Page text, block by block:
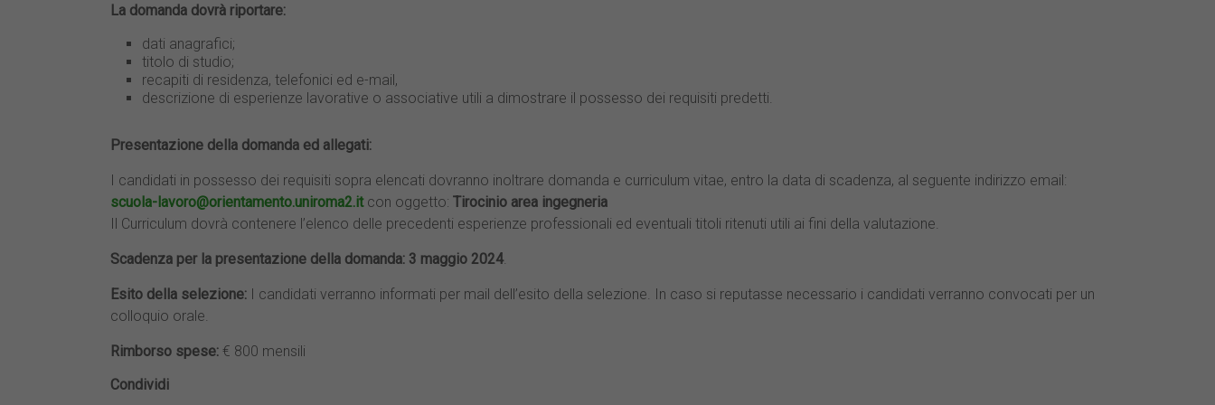
La domanda dovrà riportare:
dati anagrafici;
titolo di studio;
recapiti di residenza, telefonici ed e-mail,
descrizione di esperienze lavorative o associative utili a dimostrare il possesso dei requisiti predetti.
Presentazione della domanda ed allegati:
I candidati in possesso dei requisiti sopra elencati dovranno inoltrare domanda e curriculum vitae, entro la data di scadenza, al seguente indirizzo email:
scuola-lavoro@orientamento.uniroma2.itcon oggetto: Tirocinio area ingegneria
Il Curriculum dovrà contenere l’elenco delle precedenti esperienze professionali ed eventuali titoli ritenuti utili ai fini della valutazione.
Scadenza per la presentazione della domanda: 3 maggio 2024.
Esito della selezione: I candidati verranno informati per mail dell’esito della selezione. In caso si reputasse necessario i candidati verranno convocati per un
colloquio orale.
Rimborso spese: € 800 mensili
Condividi